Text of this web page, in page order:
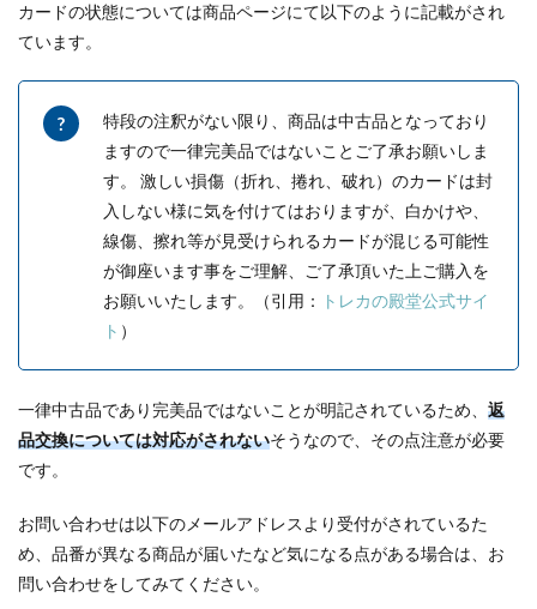
カードの状態については商品ページにて以下のように記載がされ
ています。
特段の注釈がない限り、商品は中古品となっており
ますので一律完美品ではないことご了承お願いしま
す。 激しい損傷（折れ、捲れ、破れ）のカードは封
入しない様に気を付けてはおりますが、白かけや、
線傷、擦れ等が見受けられるカードが混じる可能性
が御座います事をご理解、ご了承頂いた上ご購入を
お願いいたします。（引用：
トレカの殿堂公式サイ
ト ）
一律中古品であり完美品ではないことが明記されているため、 返
品交換については対応がされないそうなので、その点注意が必要
です。
お問い合わせは以下のメールアドレスより受付がされているた
め、品番が異なる商品が届いたなど気になる点がある場合は、お
問い合わせをしてみてください。